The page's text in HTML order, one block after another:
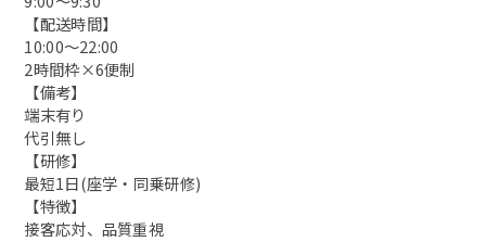
【配送時間】
10:00～22:00
2時間枠×6便制
【備考】
端末有り
代引無し
【研修】
最短1日(座学・同乗研修)
【特徴】
接客応対、品質重視